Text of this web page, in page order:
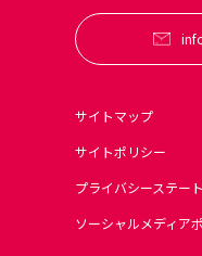
サイトマップ
サイトポリシー
プライバシーステー
ソーシャルメディア